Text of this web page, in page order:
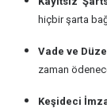
hiçbir şarta
Vade ve
zaman
Keşideci